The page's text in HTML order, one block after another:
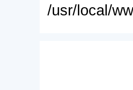
/usr/local/